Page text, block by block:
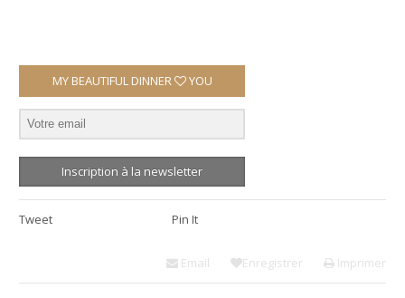
MY BEAUTIFUL DINNER YOU
Inscription à la newsletter
Tweet Pin It
Email Enregistrer Imprimer